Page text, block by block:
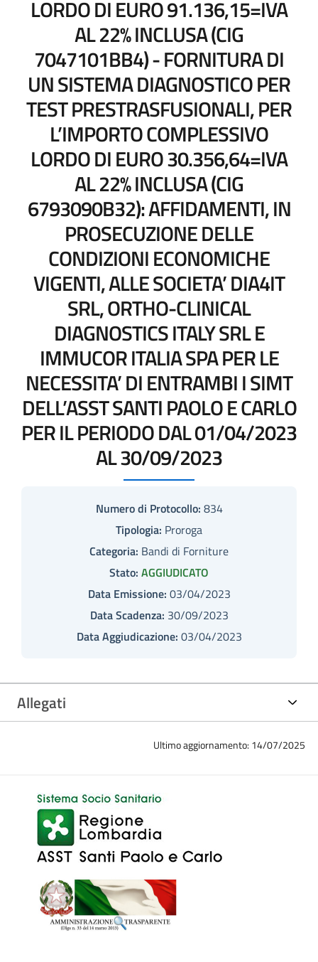
LORDO DI EURO 91.136,15=IVA
AL 22% INCLUSA (CIG
7047101BB4) - FORNITURA DI
UN SISTEMA DIAGNOSTICO PER
TEST PRESTRASFUSIONALI, PER
L’IMPORTO COMPLESSIVO
LORDO DI EURO 30.356,64=IVA
AL 22% INCLUSA (CIG
6793090B32): AFFIDAMENTI, IN
PROSECUZIONE DELLE
CONDIZIONI ECONOMICHE
VIGENTI, ALLE SOCIETA’ DIA4IT
SRL, ORTHO-CLINICAL
DIAGNOSTICS ITALY SRL E
IMMUCOR ITALIA SPA PER LE
NECESSITA’ DI ENTRAMBI I SIMT
DELL’ASST SANTI PAOLO E CARLO
PER IL PERIODO DAL 01/04/2023
AL 30/09/2023
Numero di Protocollo: 834
Tipologia: Proroga
Categoria: Bandi di Forniture
Stato: AGGIUDICATO
Data Emissione: 03/04/2023
Data Scadenza: 30/09/2023
Data Aggiudicazione: 03/04/2023
Allegati
Ultimo aggiornamento: 14/07/2025